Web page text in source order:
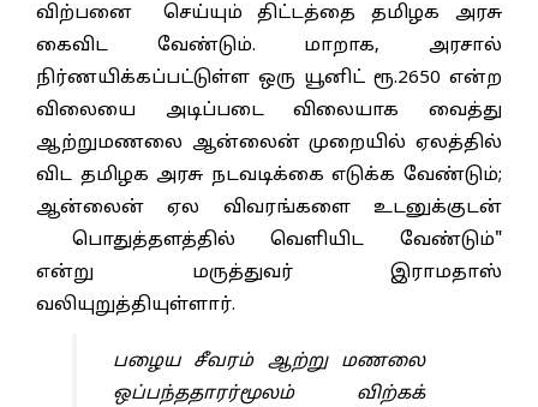
விற்பனை செய்யும் திட்டத்தை தமிழக அரசு
கைவிட வேண்டும். மாறாக, அரசால்
நிர்ணயிக்கப்பட்டுள்ள ஒரு யூனிட் ரூ.2650 என்ற
விலையை அடிப்படை விலையாக வைத்து
ஆற்றுமணலை ஆன்லைன் முறையில் ஏலத்தில்
விட தமிழக அரசு நடவடிக்கை எடுக்க வேண்டும்;
ஆன்லைன் ஏல விவரங்களை உடனுக்குடன்
பொதுத்தளத்தில் வெளியிட வேண்டும்"
என்று மருத்துவர் இராமதாஸ்
வலியுறுத்தியுள்ளார்.
பழைய சீவரம் ஆற்று மணலை
ஒப்பந்ததாரர்மூலம் விற்கக்